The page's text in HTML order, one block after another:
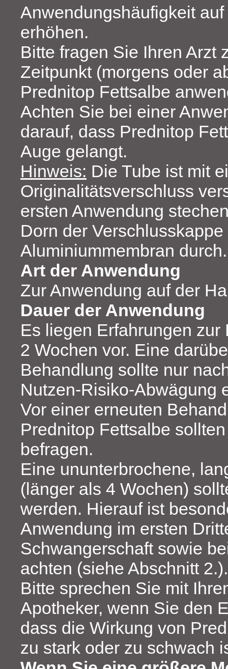
Anwendungshäufigkeit
erhöhen.
Bitte fragen Sie Ihren Arzt
Zeitpunkt (morgens oder
Prednitop Fettsalbe
Achten Sie bei einer
darauf, dass Prednitop
Auge gelangt.
Hinweis: Die Tube ist mit
Originalitätsverschluss
ersten Anwendung
Dorn der Verschlusskappe
Aluminiummembran durch.
Art der Anwendung
Zur Anwendung auf der
Dauer der Anwendung
Es liegen Erfahrungen zur
2 Wochen vor. Eine
Behandlung sollte nur
Nutzen-Risiko-Abwägung
Vor einer erneuten
Prednitop Fettsalbe
befragen.
Eine ununterbrochene,
(länger als 4 Wochen)
werden. Hierauf ist
Anwendung im ersten
Schwangerschaft sowie
achten (siehe Abschnitt 2.).
Bitte sprechen Sie mit
Apotheker, wenn Sie den
dass die Wirkung von
zu stark oder zu schwach